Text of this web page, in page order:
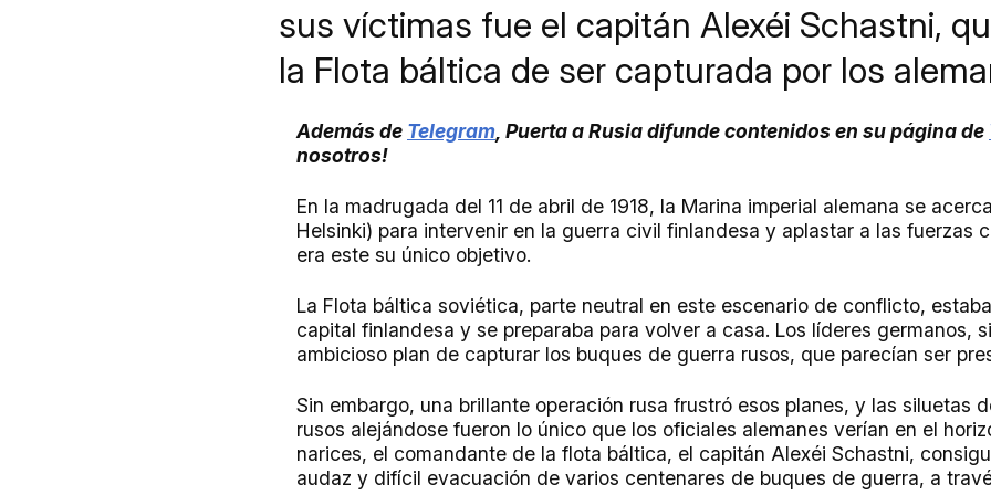
sus víctimas fue el capitán Alexéi Schastni,
la Flota báltica de ser capturada por los
Además de Telegram, Puerta a Rusia difunde contenidos en su página de
nosotros!
En la madrugada del 11 de abril de 1918, la Marina imperial alemana se
Helsinki) para intervenir en la guerra civil finlandesa y aplastar a las fuerzas
era este su único objetivo.
La Flota báltica soviética, parte neutral en este escenario de conflicto,
capital finlandesa y se preparaba para volver a casa. Los líderes germanos,
ambicioso plan de capturar los buques de guerra rusos, que parecían ser
Sin embargo, una brillante operación rusa frustró esos planes, y las siluetas
rusos alejándose fueron lo único que los oficiales alemanes verían en el
narices, el comandante de la flota báltica, el capitán Alexéi Schastni,
audaz y difícil evacuación de varios centenares de buques de guerra, a